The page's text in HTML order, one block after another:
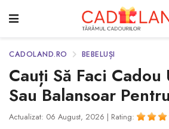
CADOLAND.RO BEBELUȘI
Cauți Să Faci Cadou
Sau Balansoar
Actualizat: 06 August, 2026 | Rating: